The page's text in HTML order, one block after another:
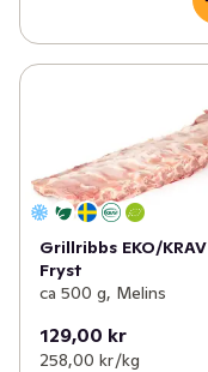
Grillribbs EKO/KRAV
Fryst
ca 500 g, Melins
129,00 kr
258,00 kr /kg